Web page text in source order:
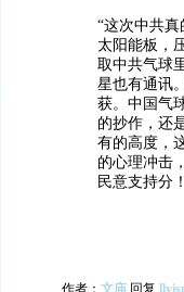
“这次中共
太阳能板，
取中共气球
星也有通讯
获。中国气
的抄作，还
有的高度，
的心理冲击
民意支持分
作者： 文庙 回复